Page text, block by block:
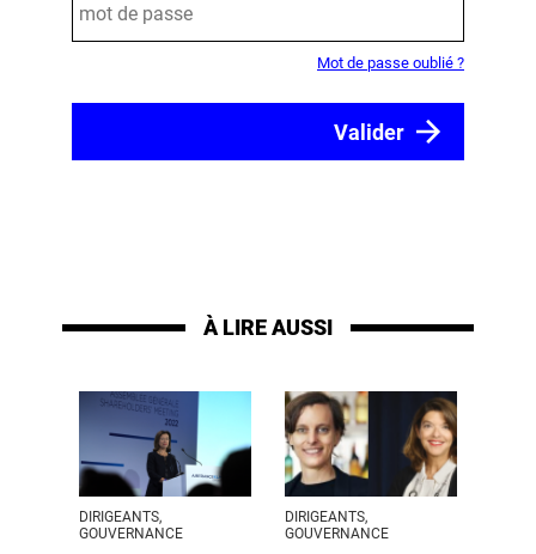
Mot de passe oublié ?
À LIRE AUSSI
DIRIGEANTS,
GOUVERNANCE
DIRIGEANTS,
GOUVERNANCE